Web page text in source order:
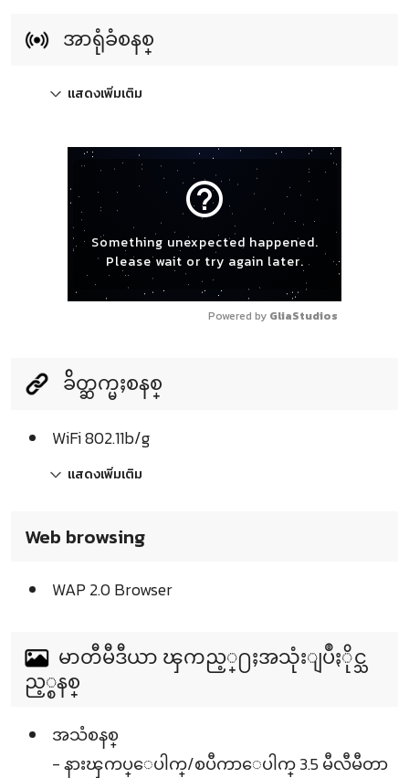
အာရုံခံစနစ္
แสดงเพิ่มเติม
help_outline
Something unexpected happened.
Please wait or try again later.
Powered by GliaStudios
ခ်ိတ္ဆက္မႈစနစ္
WiFi 802.11b/g
แสดงเพิ่มเติม
Web browsing
WAP 2.0 Browser
မာတီမီဒီယာ ၾကည့္႐ႈအသုံးျပဳႏိုင္သ
ည့္စနစ္
အသံစနစ္
- နားၾကပ္ေပါက္/စပီကာေပါက္ 3.5 မီလီမီတာ